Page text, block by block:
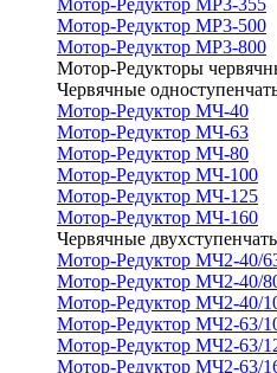
Мотор-Редуктор МР3-355
Мотор-Редуктор МР3-500
Мотор-Редуктор МР3-800
Мотор-Редукторы
Червячные
Мотор-Редуктор МЧ-40
Мотор-Редуктор МЧ-63
Мотор-Редуктор МЧ-80
Мотор-Редуктор МЧ-100
Мотор-Редуктор МЧ-125
Мотор-Редуктор МЧ-160
Червячные
Мотор-Редуктор МЧ2-40/
Мотор-Редуктор МЧ2-40/
Мотор-Редуктор МЧ2-40/
Мотор-Редуктор МЧ2-63/
Мотор-Редуктор МЧ2-63/
Мотор-Редуктор МЧ2-63/